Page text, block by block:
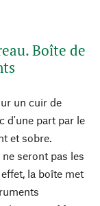
Boîte de
un cuir de
d'une part par le
et sobre.
seront pas les
la boîte met